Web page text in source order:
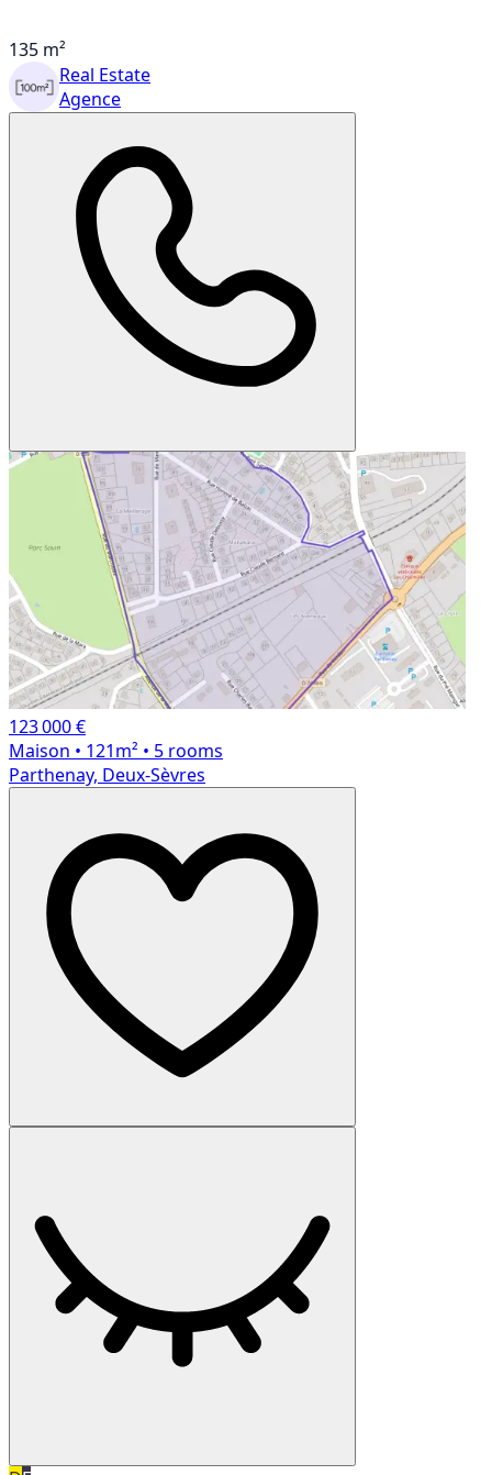
135 m²
Real Estate
Agence
123 000 €
Maison • 121m² • 5 rooms
Parthenay, Deux-Sèvres